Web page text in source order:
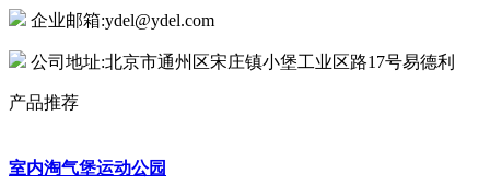
企业邮箱:ydel@ydel.com
公司地址:北京市通州区宋庄镇小堡工业区路17号易德利
产品推荐
室内淘气堡运动公园